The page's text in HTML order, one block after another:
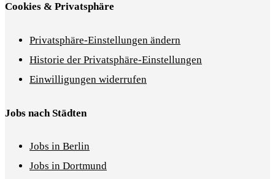
Cookies & Privatsphäre
Privatsphäre-Einstellungen ändern
Historie der Privatsphäre-Einstellungen
Einwilligungen widerrufen
Jobs nach Städten
Jobs in Berlin
Jobs in Dortmund